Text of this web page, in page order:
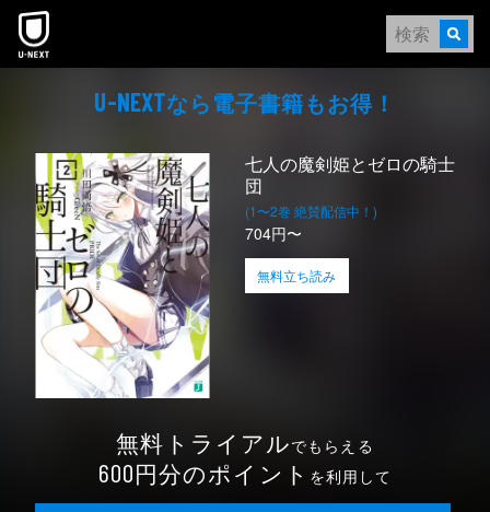
本文へスキップ
U-NEXTなら電⼦書籍もお得！
七人の魔剣姫とゼロの騎士
団
(1〜2巻 絶賛配信中！)
704円〜
無料立ち読み
無料トライアルでもらえる
600円分のポイント を利用して